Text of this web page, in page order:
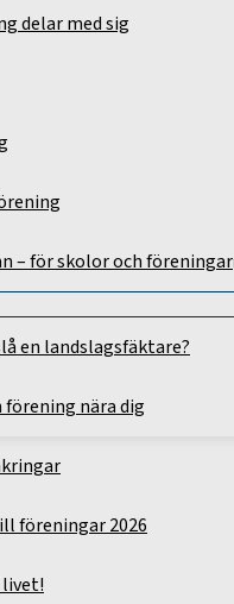
delar med sig
– för skolor och föreningar
en landslagsfäktare?
nära dig
föreningar 2026